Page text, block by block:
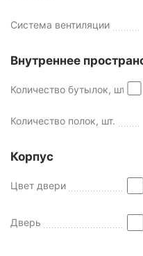
Система вентиляции
Внутреннее
Количество бутылок, шт
Количество полок, шт.
Корпус
Цвет двери
Дверь